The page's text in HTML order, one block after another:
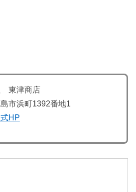
東津商店
市浜町1392番地1
HP